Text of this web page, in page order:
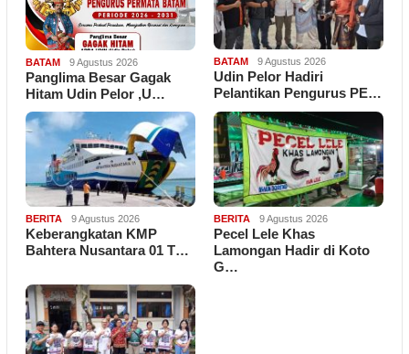
BATAM 9 Agustus 2026
Panglima Besar Gagak
Hitam Udin Pelor ,U…
BATAM 9 Agustus 2026
Udin Pelor Hadiri
Pelantikan Pengurus PE…
BERITA 9 Agustus 2026
Keberangkatan KMP
Bahtera Nusantara 01 T…
BERITA 9 Agustus 2026
Pecel Lele Khas
Lamongan Hadir di Koto
G…